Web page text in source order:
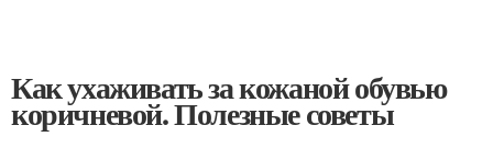
Как ухаживать за кожаной обувью
коричневой. Полезные советы